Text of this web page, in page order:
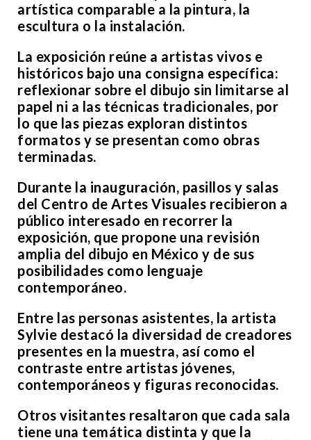
artística comparable a la pintura, la
escultura o la instalación.
La exposición reúne a artistas vivos e
históricos bajo una consigna específica:
reflexionar sobre el dibujo sin limitarse al
papel ni a las técnicas tradicionales, por
lo que las piezas exploran distintos
formatos y se presentan como obras
terminadas.
Durante la inauguración, pasillos y salas
del Centro de Artes Visuales recibieron a
público interesado en recorrer la
exposición, que propone una revisión
amplia del dibujo en México y de sus
posibilidades como lenguaje
contemporáneo.
Entre las personas asistentes, la artista
Sylvie destacó la diversidad de creadores
presentes en la muestra, así como el
contraste entre artistas jóvenes,
contemporáneos y figuras reconocidas.
Otros visitantes resaltaron que cada sala
tiene una temática distinta y que la